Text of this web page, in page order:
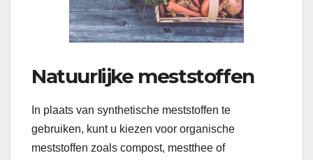
Natuurlijke meststoffen
In plaats van synthetische meststoffen te
gebruiken, kunt u kiezen voor organische
meststoffen zoals compost, mestthee of